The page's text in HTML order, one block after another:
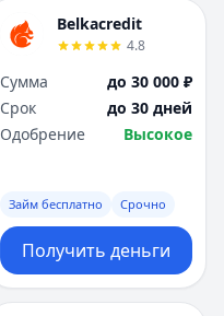
Belkacredit
4.8
Сумма
до 30 000 ₽
Срок
до 30 дней
Одобрение
Высокое
Займ бесплатно Срочно
Получить деньги